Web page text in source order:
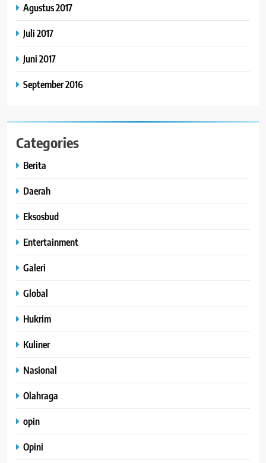
Agustus 2017
Juli 2017
Juni 2017
September 2016
Categories
Berita
Daerah
Eksosbud
Entertainment
Galeri
Global
Hukrim
Kuliner
Nasional
Olahraga
opin
Opini